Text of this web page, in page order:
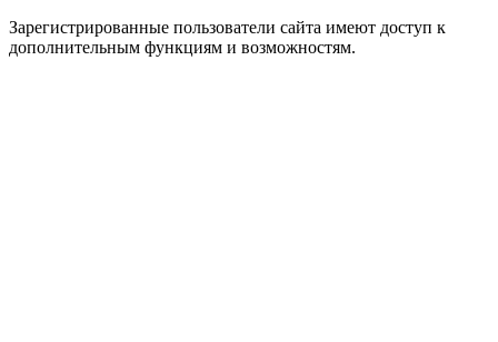
Зарегистрированные пользователи сайта имеют доступ к
дополнительным функциям и возможностям.